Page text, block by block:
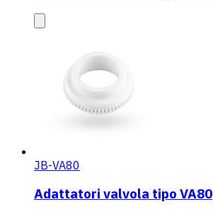
JB-VA80
Adattatori valvola tipo VA80